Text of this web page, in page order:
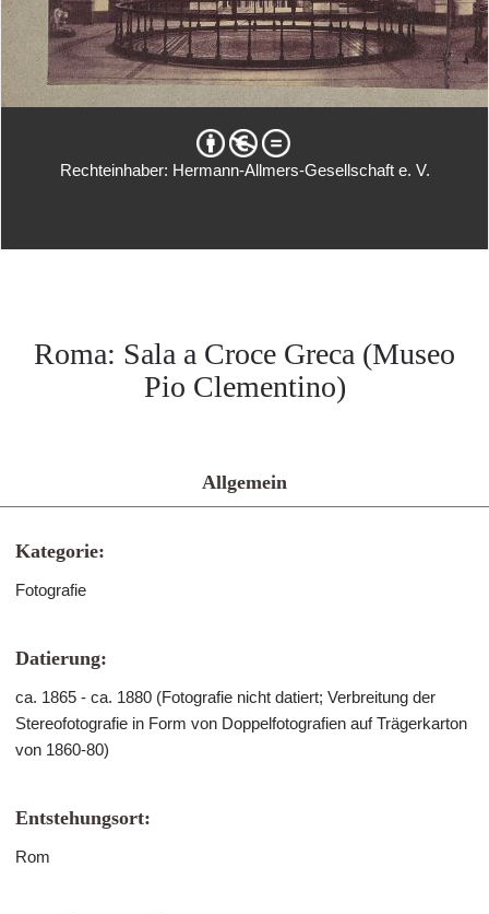
Rechteinhaber: Hermann-Allmers-Gesellschaft e. V.
Roma: Sala a Croce Greca (Museo
Pio Clementino)
Allgemein
Kategorie:
Fotografie
Datierung:
ca. 1865 - ca. 1880 (Fotografie nicht datiert; Verbreitung der
Stereofotografie in Form von Doppelfotografien auf Trägerkarton
von 1860-80)
Entstehungsort:
Rom